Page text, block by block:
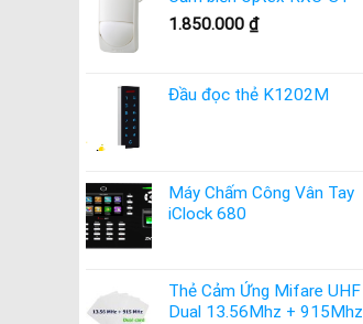
1.850.000 ₫
Đầu đọc thẻ K1202M
Máy Chấm Công Vân Tay
iClock 680
Thẻ Cảm Ứng Mifare UHF
Dual 13.56Mhz + 915Mhz